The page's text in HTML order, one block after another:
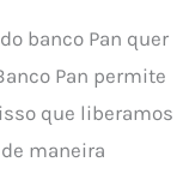
banco Pan quer
Pan permite
que liberamos
maneira